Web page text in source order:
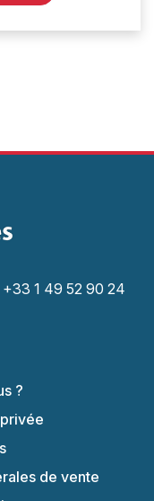
+33 1 49 52 90 24
?
de vente